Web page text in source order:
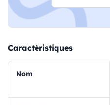
Caractéristiques
Nom